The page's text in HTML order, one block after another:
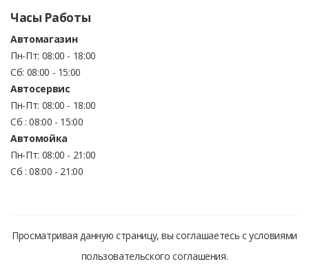
Часы Работы
Автомагазин
Пн-Пт: 08:00 - 18:00
Сб: 08:00 - 15:00
Автосервис
Пн-Пт: 08:00 - 18:00
Сб : 08:00 - 15:00
Автомойка
Пн-Пт: 08:00 - 21:00
Сб : 08:00 - 21:00
Просматривая данную страницу, вы соглашаетесь с условиями
пользовательского соглашения.